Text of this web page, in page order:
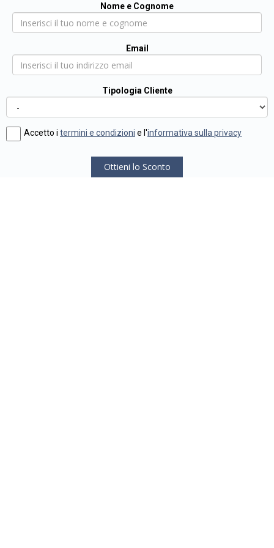
Nome e Cognome
Email
Tipologia Cliente
Accetto i termini e condizioni e l'informativa sulla privacy
Ottieni lo Sconto